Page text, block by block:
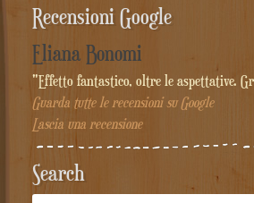
Recensioni Google
Eliana Bonomi
"Effetto fantastico, oltre le aspettative.
Guarda tutte le recensioni su Google
Lascia una recensione
Search